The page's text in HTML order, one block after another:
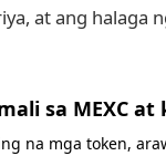
at ang
sa MEXC at
na mga token,